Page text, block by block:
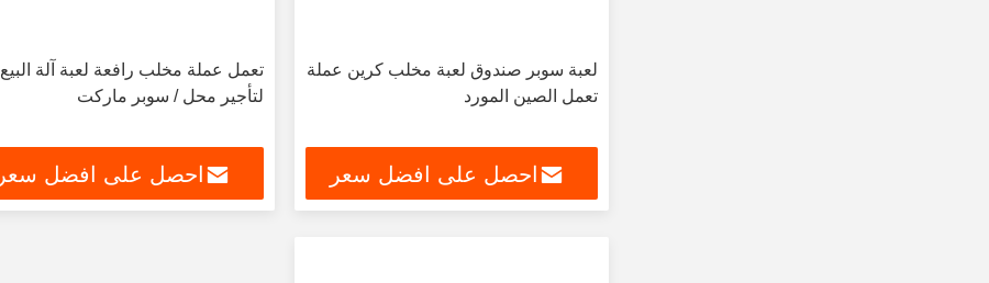
لعبة سوبر صندوق لعبة مخلب كرين عملة
تعمل الصين المورد
احصل على افضل سعر
تعمل عملة مخلب رافعة لعبة آلة البيع
لتأجير محل / سوبر ماركت
احصل على افضل سعر